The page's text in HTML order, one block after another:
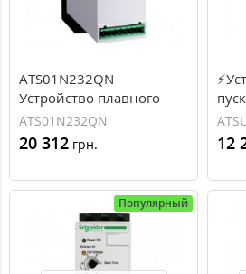
ATS01N232QN
Устройство плавного
пуска 15 кВт Schneider
Electric ATS01
ATS01N232QN
20 312 грн. 12
Популярный